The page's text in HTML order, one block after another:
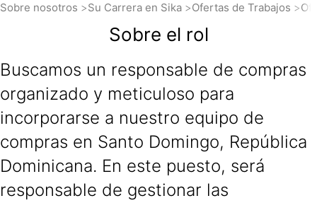
Sobre nosotros Su Carrera en Sika Ofertas de Trabajos
Sobre el rol
Buscamos un responsable de compras
organizado y meticuloso para
incorporarse a nuestro equipo de
compras en Santo Domingo, República
Dominicana. En este puesto, será
responsable de gestionar las